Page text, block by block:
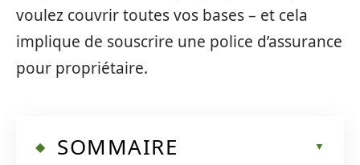
voulez couvrir toutes vos bases – et cela
implique de souscrire une police d’assurance
pour propriétaire.
SOMMAIRE